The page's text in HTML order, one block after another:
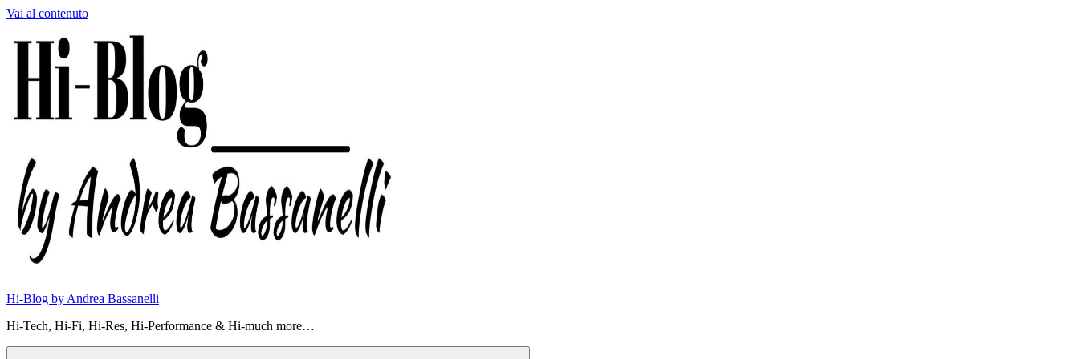
Vai al contenuto
Hi-Blog by Andrea Bassanelli
Hi-Tech, Hi-Fi, Hi-Res, Hi-Performance & Hi-much more…